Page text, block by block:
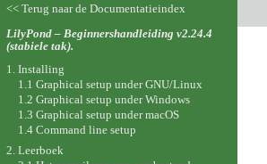
<< Terug naar de Documentatieindex
LilyPond – Beginnershandleiding v2.24.4
(stabiele tak).
1. Installing
1.1 Graphical setup under GNU/Linux
1.2 Graphical setup under Windows
1.3 Graphical setup under macOS
1.4 Command line setup
2. Leerboek